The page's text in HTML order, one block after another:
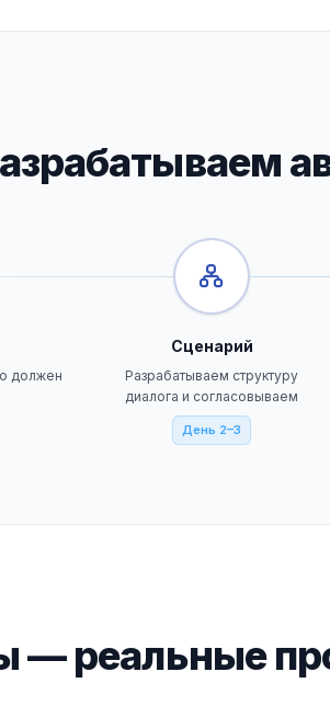
должен
Сценарий
Разрабатываем структуру
диалога и согласовываем
День 2–3
— реальные